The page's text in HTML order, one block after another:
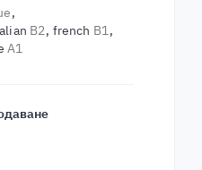
B2 french B1
A1